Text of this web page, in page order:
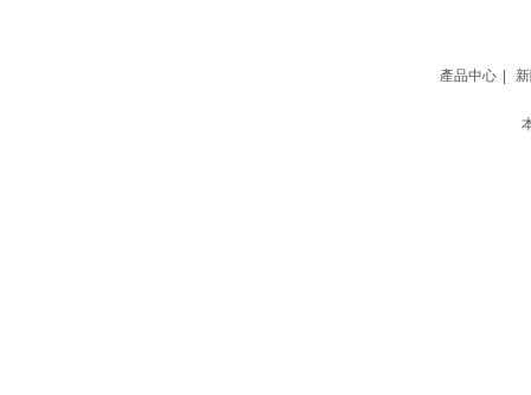
產品中心